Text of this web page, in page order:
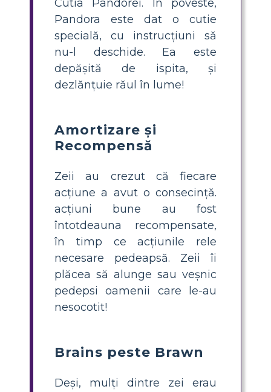
Cutia Pandorei. În poveste,
Pandora este dat o cutie
specială, cu instrucțiuni să
nu-l deschide. Ea este
depășită de ispita, și
dezlănțuie răul în lume!
Amortizare și
Recompensă
Zeii au crezut că fiecare
acțiune a avut o consecință.
acțiuni bune au fost
întotdeauna recompensate,
în timp ce acțiunile rele
necesare pedeapsă. Zeii îi
plăcea să alunge sau veșnic
pedepsi oamenii care le-au
nesocotit!
Brains peste Brawn
Deși, mulți dintre zei erau